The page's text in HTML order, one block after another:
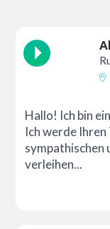
Hallo! Ich bin
Ich werde
sympathischen
verleihen...